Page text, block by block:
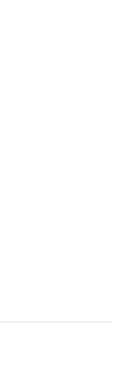
Use the Previous and Next